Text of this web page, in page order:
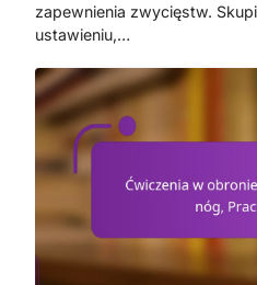
zapewnienia zwycięstw.
ustawieniu,…